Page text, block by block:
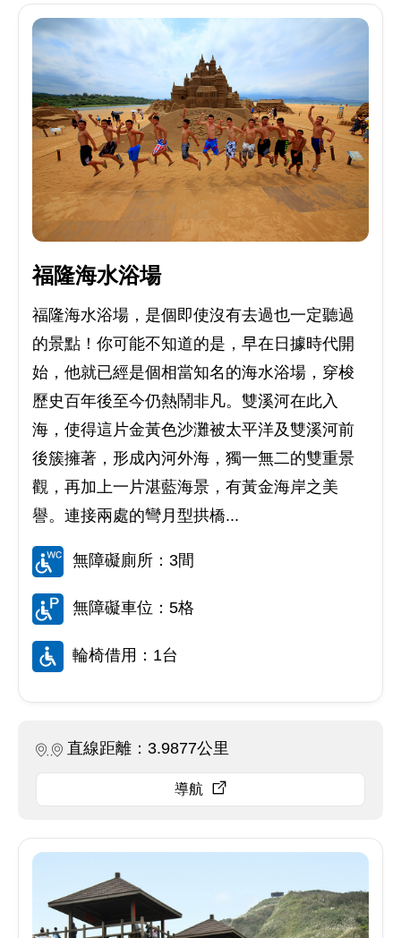
福隆海水浴場
福隆海水浴場，是個即使沒有去過也一定聽過
的景點！你可能不知道的是，早在日據時代開
始，他就已經是個相當知名的海水浴場，穿梭
歷史百年後至今仍熱鬧非凡。雙溪河在此入
海，使得這片金黃色沙灘被太平洋及雙溪河前
後簇擁著，形成內河外海，獨一無二的雙重景
觀，再加上一片湛藍海景，有黃金海岸之美
譽。連接兩處的彎月型拱橋...
無障礙廁所：3間
無障礙車位：5格
輪椅借用：1台
直線距離：3.9877公里
導航